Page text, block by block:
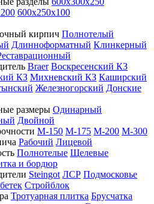
600х250х100
кирпич Полнотелый
Длинноформатный Клинкерный
Braer Воскресенский КЗ
КЗ Михневский КЗ Каширский
Железногорский Донские
размеры Одинарный
Двойной
М-150 М-175 М-200 М-300
Рабочий Лицевой
Полнотелые Щелевые
и бордюр
Steingot ЛСР Подмосковье
Стройблок
Тротуарная плитка Брусчатка